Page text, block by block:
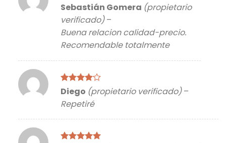
Valorado
Sebastián Gomera (propietario
verificado) –
Buena relacion calidad-precio.
Recomendable totalmente
Valorado
con4 de
5
Diego (propietario verificado) –
Repetiré